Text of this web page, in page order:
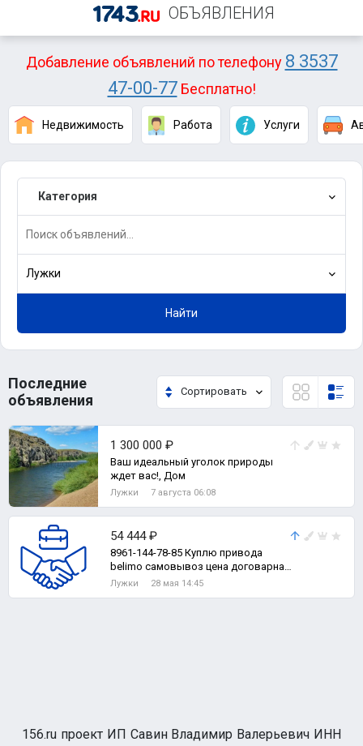
ОБЪЯВЛЕНИЯ
Добавление объявлений по телефону 8 3537
47-00-77Бесплатно!
Недвижимость Работа Услуги
Категория
Лужки
Найти
Последние
объявления
Сортировать
1 300 000 ₽
Ваш идеальный уголок природы
ждет вас!, Дом
Лужки 7 августа 06:08
54 444 ₽
8961-144-78-85 Куплю привода
belimo самовывоз цена договарная
КУПЛЮ ПРИВОДА BELIMO БЕЛИМО
Лужки 28 мая 14:45
156.ru проект ИП Савин Владимир Валерьевич ИНН